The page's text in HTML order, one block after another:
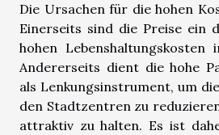
Die Ursachen für die hohen
Einerseits sind die Preise ein
hohen Lebenshaltungskosten
Andererseits dient die hohe
als Lenkungsinstrument, um
den Stadtzentren zu
attraktiv zu halten. Es ist